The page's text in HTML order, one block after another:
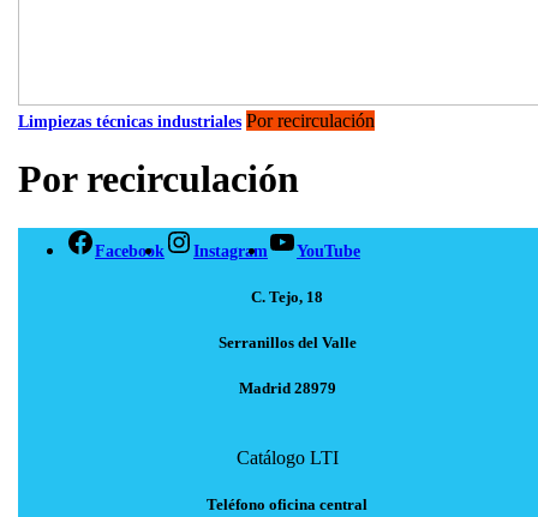
Limpiezas técnicas industriales Por recirculación
Por recirculación
Facebook Instagram YouTube
C. Tejo, 18
Serranillos del Valle
Madrid 28979
Catálogo LTI
Teléfono oficina central